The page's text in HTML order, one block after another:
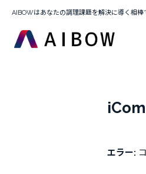
AIBOWはあなたの調理課題を解決に導く相棒
エラー: